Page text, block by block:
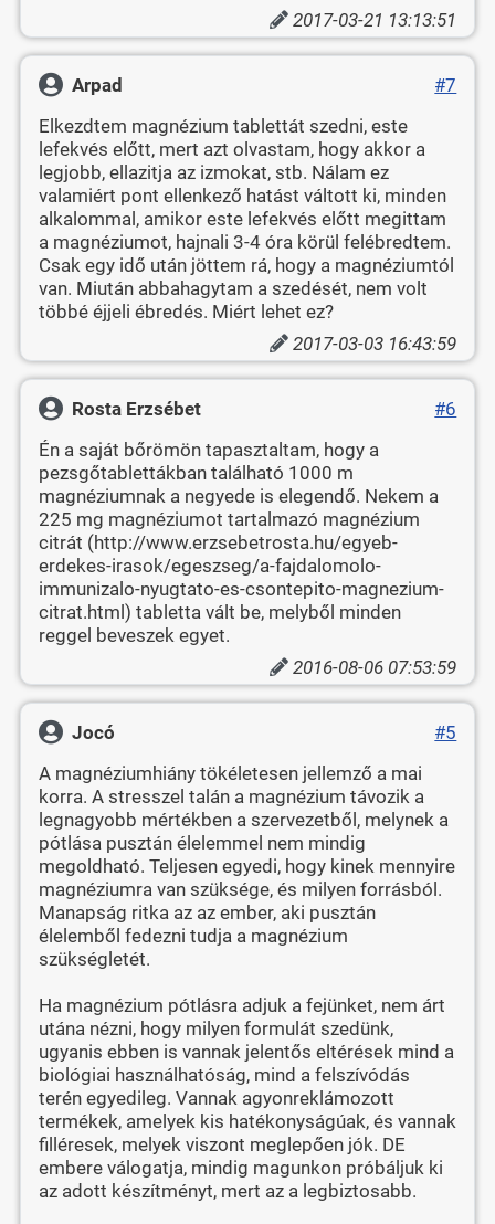
2017-03-21 13:13:51
Arpad
#7
Elkezdtem magnézium tablettát szedni, este
lefekvés előtt, mert azt olvastam, hogy akkor a
legjobb, ellazitja az izmokat, stb. Nálam ez
valamiért pont ellenkező hatást váltott ki, minden
alkalommal, amikor este lefekvés előtt megittam
a magnéziumot, hajnali 3-4 óra körül felébredtem.
Csak egy idő után jöttem rá, hogy a magnéziumtól
van. Miután abbahagytam a szedését, nem volt
többé éjjeli ébredés. Miért lehet ez?
2017-03-03 16:43:59
Rosta Erzsébet
#6
Én a saját bőrömön tapasztaltam, hogy a
pezsgőtablettákban található 1000 m
magnéziumnak a negyede is elegendő. Nekem a
225 mg magnéziumot tartalmazó magnézium
citrát (http://www.erzsebetrosta.hu/egyeb-
erdekes-irasok/egeszseg/a-fajdalomolo-
immunizalo-nyugtato-es-csontepito-magnezium-
citrat.html) tabletta vált be, melyből minden
reggel beveszek egyet.
2016-08-06 07:53:59
Jocó
#5
A magnéziumhiány tökéletesen jellemző a mai
korra. A stresszel talán a magnézium távozik a
legnagyobb mértékben a szervezetből, melynek a
pótlása pusztán élelemmel nem mindig
megoldható. Teljesen egyedi, hogy kinek mennyire
magnéziumra van szüksége, és milyen forrásból.
Manapság ritka az az ember, aki pusztán
élelemből fedezni tudja a magnézium
szükségletét.
Ha magnézium pótlásra adjuk a fejünket, nem árt
utána nézni, hogy milyen formulát szedünk,
ugyanis ebben is vannak jelentős eltérések mind a
biológiai használhatóság, mind a felszívódás
terén egyedileg. Vannak agyonreklámozott
termékek, amelyek kis hatékonyságúak, és vannak
filléresek, melyek viszont meglepően jók. DE
embere válogatja, mindig magunkon próbáljuk ki
az adott készítményt, mert az a legbiztosabb.